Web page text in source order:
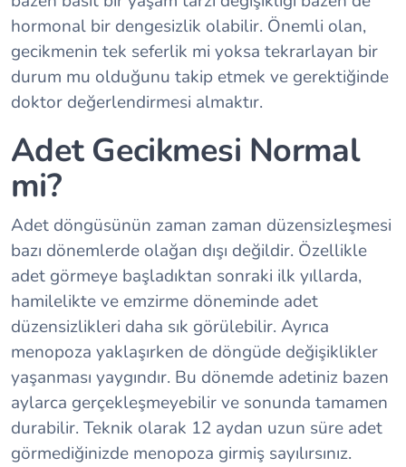
hormonal bir dengesizlik olabilir. Önemli olan,
gecikmenin tek seferlik mi yoksa tekrarlayan bir
durum mu olduğunu takip etmek ve gerektiğinde
doktor değerlendirmesi almaktır.
Adet Gecikmesi Normal
mi?
Adet döngüsünün zaman zaman düzensizleşmesi
bazı dönemlerde olağan dışı değildir. Özellikle
adet görmeye başladıktan sonraki ilk yıllarda,
hamilelikte ve emzirme döneminde adet
düzensizlikleri daha sık görülebilir. Ayrıca
menopoza yaklaşırken de döngüde değişiklikler
yaşanması yaygındır. Bu dönemde adetiniz bazen
aylarca gerçekleşmeyebilir ve sonunda tamamen
durabilir. Teknik olarak 12 aydan uzun süre adet
görmediğinizde menopoza girmiş sayılırsınız.